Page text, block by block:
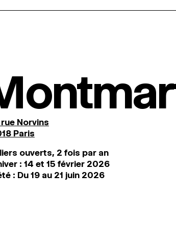
Norvins
Paris
ouverts, 2 fois par an
: 14 et 15 février 2026
: Du 19 au 21 juin 2026